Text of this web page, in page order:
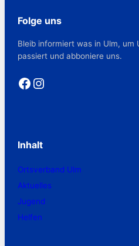
Folge uns
Bleib informiert was in Ulm, um
passiert und abboniere uns.
Facebook Instagram
Inhalt
Ortsverband Ulm
Aktuelles
Jugend
Helfen